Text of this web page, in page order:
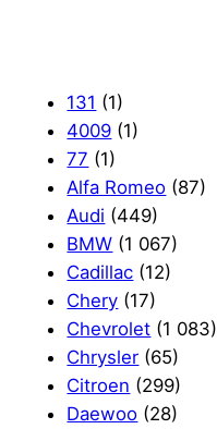
131 (1)
4009 (1)
77 (1)
Alfa Romeo (87)
Audi (449)
BMW (1 067)
Cadillac (12)
Chery (17)
Chevrolet (1 083)
Chrysler (65)
Citroen (299)
Daewoo (28)